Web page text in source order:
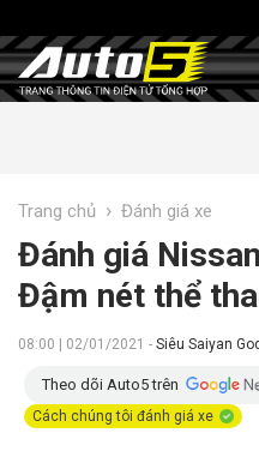
Trang chủ › Đánh giá xe
Đánh giá
Đậm nét thể
08:00 | 02/01/2021 - Siêu Saiyan God
Theo dõi Auto5 trên
Cách chúng tôi đánh giá xe